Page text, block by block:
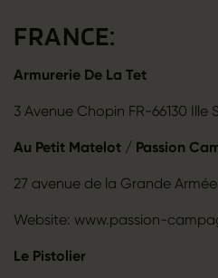
FRANCE:
Armurerie De La Tet
3 Avenue Chopin FR-66130 Ille
Au Petit Matelot / Passion
27 avenue de la Grande Armée
Website: www.passion-
Le Pistolier